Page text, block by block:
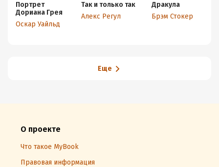
Портрет
Дориана Грея
Оскар Уайльд
Так и только так
Алекс Регул
Дракула
Брэм Стокер
Еще
О проекте
Что такое MyBook
Правовая информация